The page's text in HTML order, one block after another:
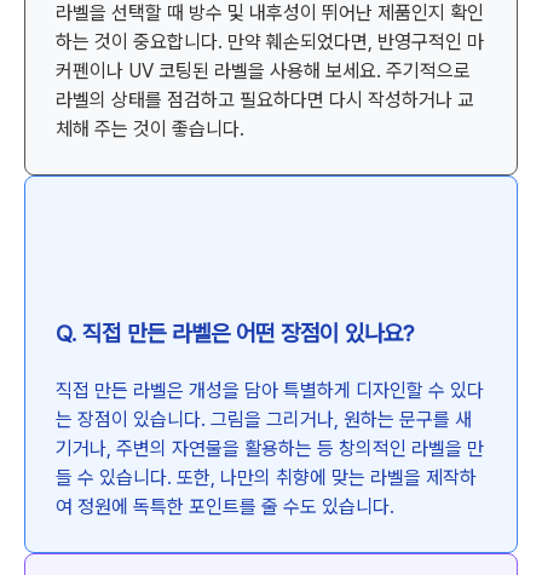
라벨을 선택할 때 방수 및 내후성이 뛰어난 제품인지 확인
하는 것이 중요합니다. 만약 훼손되었다면, 반영구적인 마
커펜이나 UV 코팅된 라벨을 사용해 보세요. 주기적으로
라벨의 상태를 점검하고 필요하다면 다시 작성하거나 교
체해 주는 것이 좋습니다.
Q. 직접 만든 라벨은 어떤 장점이 있나요?
직접 만든 라벨은 개성을 담아 특별하게 디자인할 수 있다
는 장점이 있습니다. 그림을 그리거나, 원하는 문구를 새
기거나, 주변의 자연물을 활용하는 등 창의적인 라벨을 만
들 수 있습니다. 또한, 나만의 취향에 맞는 라벨을 제작하
여 정원에 독특한 포인트를 줄 수도 있습니다.